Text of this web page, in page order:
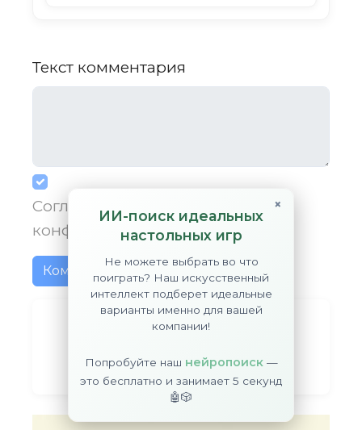
×
ИИ-поиск идеальных
настольных игр
Не можете выбрать во что
поиграть? Наш искусственный
интеллект подберет идеальные
варианты именно для вашей
компании!
Попробуйте наш нейропоиск—
это бесплатно и занимает 5 секунд
🤖🎲
Текст комментария
Согласен(а) с
конфиденциальностисайта
Комментировать
Telegram YouTube RuTube